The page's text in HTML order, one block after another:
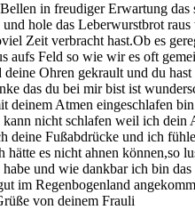
in freudiger Erwartung
hole das Leberwurstbrot
Zeit verbracht hast.Ob es
Feld so wie wir es oft
Ohren gekrault und du
das du bei mir bist ist
Atmen eingeschlafen
nicht schlafen weil ich
Fußabdrücke und ich
es nicht ahnen
und wie dankbar ich bin
im Regenbogenland
von deinem Frauli